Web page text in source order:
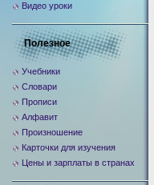
Видео уроки
Полезное
Учебники
Словари
Прописи
Алфавит
Произношение
Карточки для изучения
Цены и зарплаты в странах